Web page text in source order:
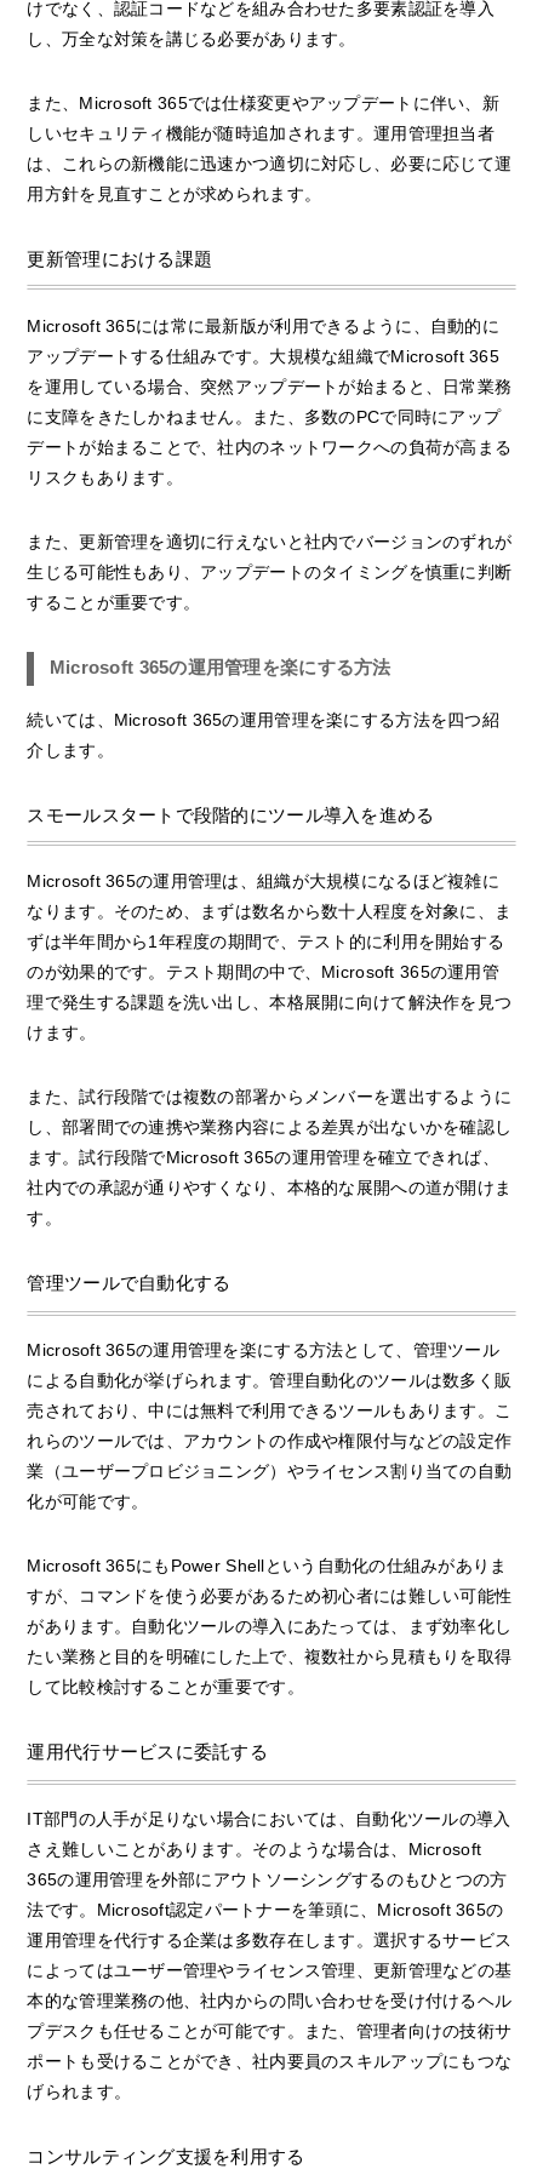
けでなく、認証コードなどを組み合わせた多要素認証を導入
し、万全な対策を講じる必要があります。
また、Microsoft 365では仕様変更やアップデートに伴い、新
しいセキュリティ機能が随時追加されます。運用管理担当者
は、これらの新機能に迅速かつ適切に対応し、必要に応じて運
用方針を見直すことが求められます。
更新管理における課題
Microsoft 365には常に最新版が利用できるように、自動的に
アップデートする仕組みです。大規模な組織でMicrosoft 365
を運用している場合、突然アップデートが始まると、日常業務
に支障をきたしかねません。また、多数のPCで同時にアップ
デートが始まることで、社内のネットワークへの負荷が高まる
リスクもあります。
また、更新管理を適切に行えないと社内でバージョンのずれが
生じる可能性もあり、アップデートのタイミングを慎重に判断
することが重要です。
Microsoft 365の運用管理を楽にする方法
続いては、Microsoft 365の運用管理を楽にする方法を四つ紹
介します。
スモールスタートで段階的にツール導入を進める
Microsoft 365の運用管理は、組織が大規模になるほど複雑に
なります。そのため、まずは数名から数十人程度を対象に、ま
ずは半年間から1年程度の期間で、テスト的に利用を開始する
のが効果的です。テスト期間の中で、Microsoft 365の運用管
理で発生する課題を洗い出し、本格展開に向けて解決作を見つ
けます。
また、試行段階では複数の部署からメンバーを選出するように
し、部署間での連携や業務内容による差異が出ないかを確認し
ます。試行段階でMicrosoft 365の運用管理を確立できれば、
社内での承認が通りやすくなり、本格的な展開への道が開けま
す。
管理ツールで自動化する
Microsoft 365の運用管理を楽にする方法として、管理ツール
による自動化が挙げられます。管理自動化のツールは数多く販
売されており、中には無料で利用できるツールもあります。こ
れらのツールでは、アカウントの作成や権限付与などの設定作
業（ユーザープロビジョニング）やライセンス割り当ての自動
化が可能です。
Microsoft 365にもPower Shellという自動化の仕組みがありま
すが、コマンドを使う必要があるため初心者には難しい可能性
があります。自動化ツールの導入にあたっては、まず効率化し
たい業務と目的を明確にした上で、複数社から見積もりを取得
して比較検討することが重要です。
運用代行サービスに委託する
IT部門の人手が足りない場合においては、自動化ツールの導入
さえ難しいことがあります。そのような場合は、Microsoft
365の運用管理を外部にアウトソーシングするのもひとつの方
法です。Microsoft認定パートナーを筆頭に、Microsoft 365の
運用管理を代行する企業は多数存在します。選択するサービス
によってはユーザー管理やライセンス管理、更新管理などの基
本的な管理業務の他、社内からの問い合わせを受け付けるヘル
プデスクも任せることが可能です。また、管理者向けの技術サ
ポートも受けることができ、社内要員のスキルアップにもつな
げられます。
コンサルティング支援を利用する